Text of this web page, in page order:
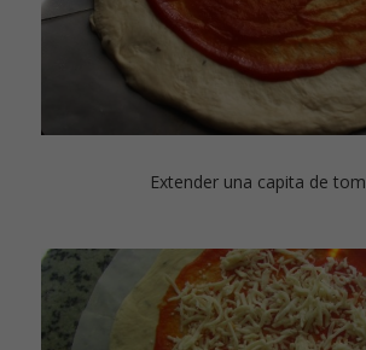
Extender una capita de